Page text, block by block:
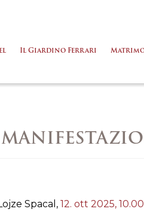
Il Giardino Ferrari
Spacal, 12. ott 2025, 10.00